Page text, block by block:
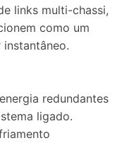
links multi-chassi,
como um
redundantes
ligado.